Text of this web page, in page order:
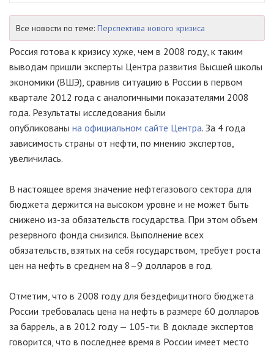
Все новости по теме: Перспектива нового кризиса
Россия готова к кризису хуже, чем в 2008 году, к таким
выводам пришли эксперты Центра развития Высшей школы
экономики (ВШЭ), сравнив ситуацию в России в первом
квартале 2012 года с аналогичными показателями 2008
года. Результаты исследования были
опубликованы на официальном сайте Центра. За 4 года
зависимость страны от нефти, по мнению экспертов,
увеличилась.
В настоящее время значение нефтегазового сектора для
бюджета держится на высоком уровне и не может быть
снижено из-за обязательств государства. При этом объем
резервного фонда снизился. Выполнение всех
обязательств, взятых на себя государством, требует роста
цен на нефть в среднем на 8–9 долларов в год.
Отметим, что в 2008 году для бездефицитного бюджета
России требовалась цена на нефть в размере 60 долларов
за баррель, а в 2012 году — 105-ти. В докладе экспертов
говорится, что в последнее время в России имеет место